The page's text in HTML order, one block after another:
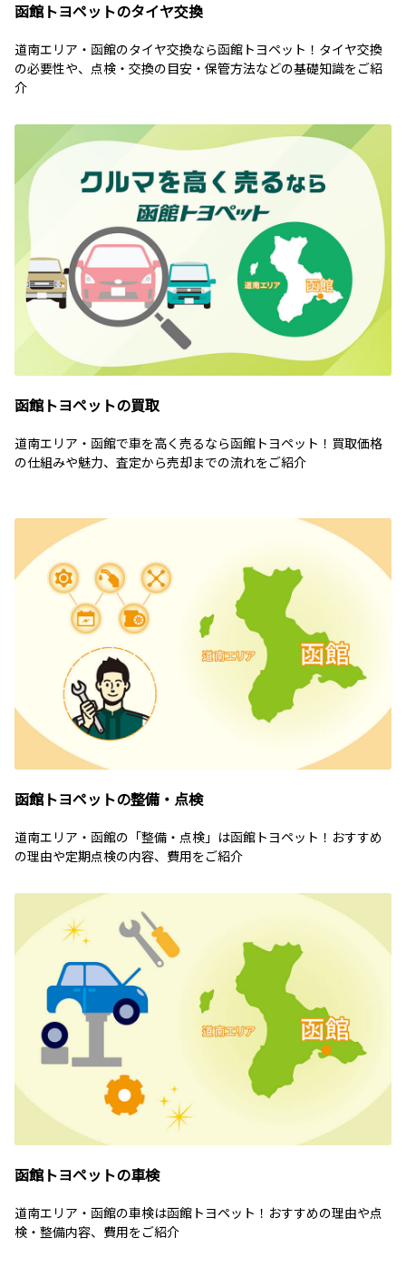
函館トヨペットのタイヤ交換
道南エリア・函館のタイヤ交換なら函館トヨペット！タイヤ交換
の必要性や、点検・交換の目安・保管方法などの基礎知識をご紹
介
函館トヨペットの買取
道南エリア・函館で車を高く売るなら函館トヨペット！買取価格
の仕組みや魅力、査定から売却までの流れをご紹介
函館トヨペットの整備・点検
道南エリア・函館の「整備・点検」は函館トヨペット！おすすめ
の理由や定期点検の内容、費用をご紹介
函館トヨペットの車検
道南エリア・函館の車検は函館トヨペット！おすすめの理由や点
検・整備内容、費用をご紹介